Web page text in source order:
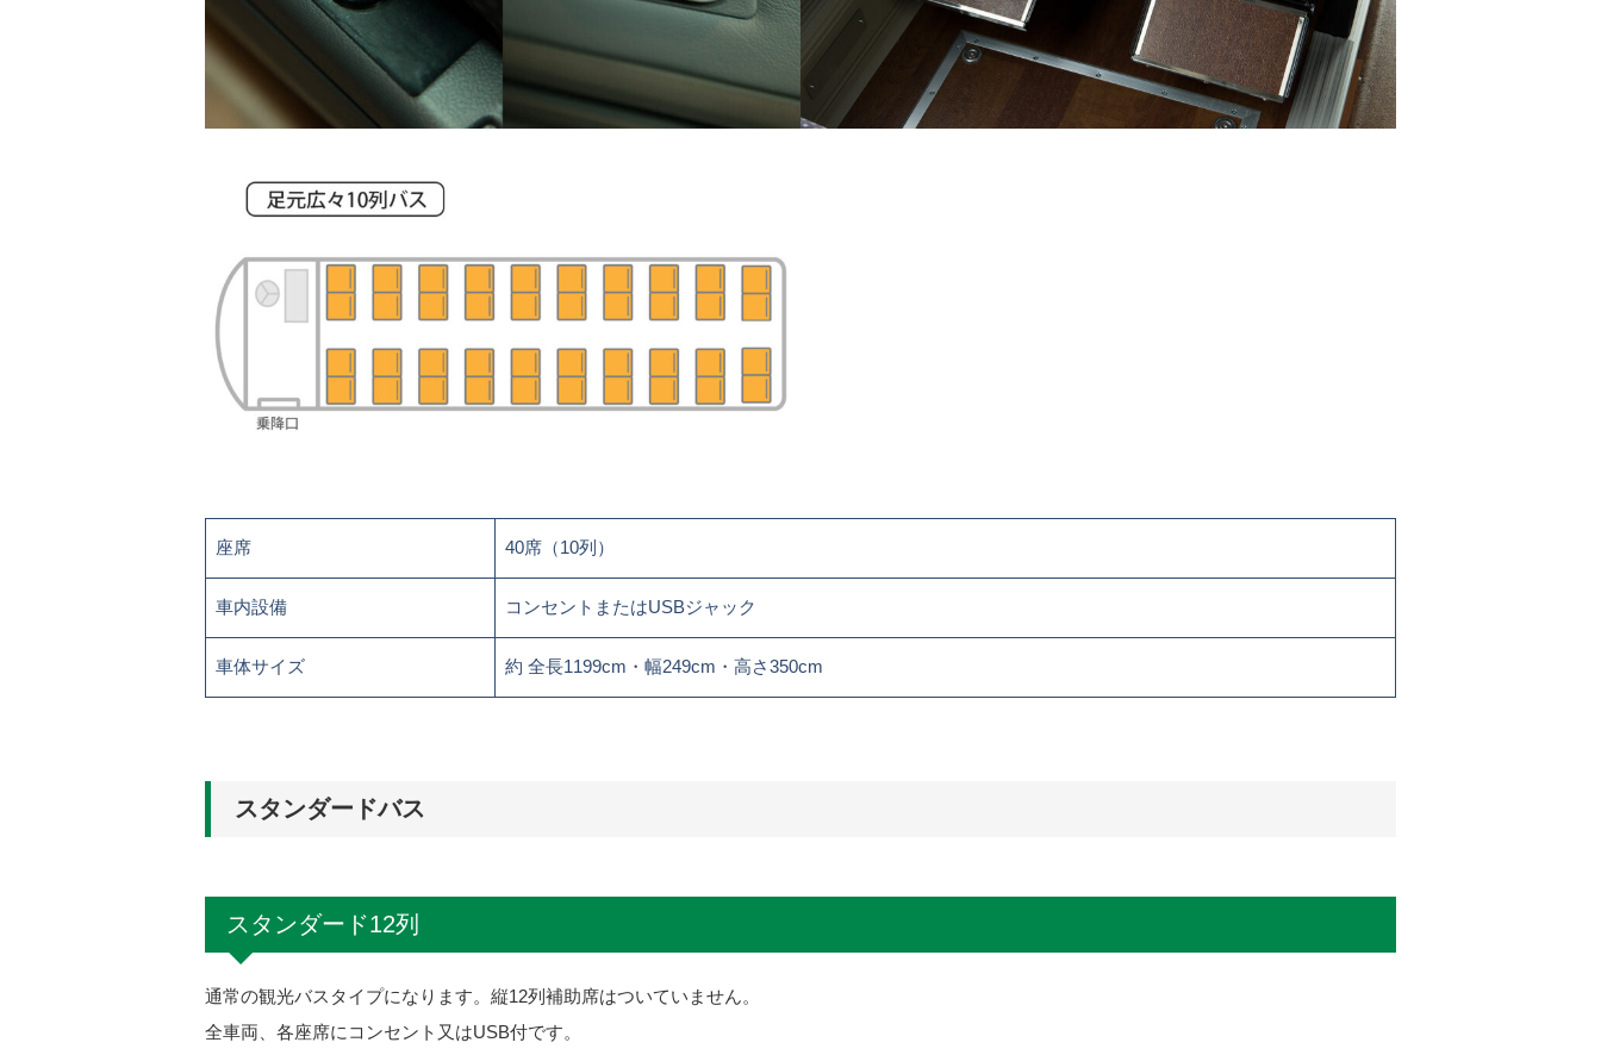
座席 40席（10列）
車内設備 コンセントまたはUSBジャック
車体サイズ 約 全長1199cm・幅249cm・高さ350cm
スタンダードバス
スタンダード12列
通常の観光バスタイプになります。縦12列補助席はついていません。
全車両、各座席にコンセント又はUSB付です。